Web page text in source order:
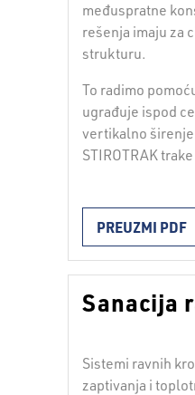
međuspratne
rešenja imaju za
strukturu.
To radimo
ugrađuje ispod
vertikalno
STIROTRAK
PREUZMI PDF
Sanacija
Sistemi ravnih
zaptivanja i